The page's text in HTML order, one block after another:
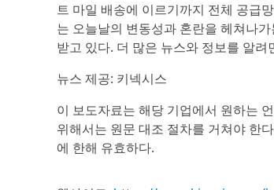
트 마일 배송에 이르기까지 전체 공급
는 오늘날의 변동성과 혼란을 헤쳐나
받고 있다. 더 많은 뉴스와 정보를 알
뉴스 제공: 키넥시스
이 보도자료는 해당 기업에서 원하는
위해서는 원문 대조 절차를 거쳐야 한
에 한해 유효하다.